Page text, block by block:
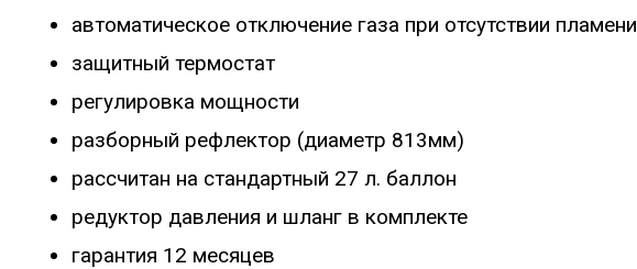
автоматическое отключение газа при отсутствии пламени
защитный термостат
регулировка мощности
разборный рефлектор (диаметр 813мм)
рассчитан на стандартный 27 л. баллон
редуктор давления и шланг в комплекте
гарантия 12 месяцев